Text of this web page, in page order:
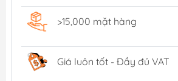
>15,000 mặt hàng
Giá luôn tốt - Đầy đủ VAT